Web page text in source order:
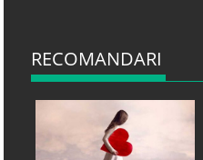
RECOMANDARI